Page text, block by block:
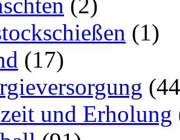
(1)
(17)
und Erholung